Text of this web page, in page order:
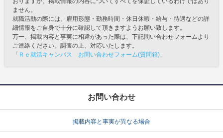
ません。
就職活動の際には、雇用形態・勤務時間・休日休暇・給与・待遇などの詳
細情報をご自身で十分に確認して頂きますようお願い致します。
万一、掲載内容と事実に相違があった際は、下記問い合わせフォームより
ご連絡ください。調査の上、対応いたします。
「 Ｒｅ就活キャンパス お問い合わせフォーム(質問箱) 」
お問い合わせ
掲載内容と事実が異なる場合